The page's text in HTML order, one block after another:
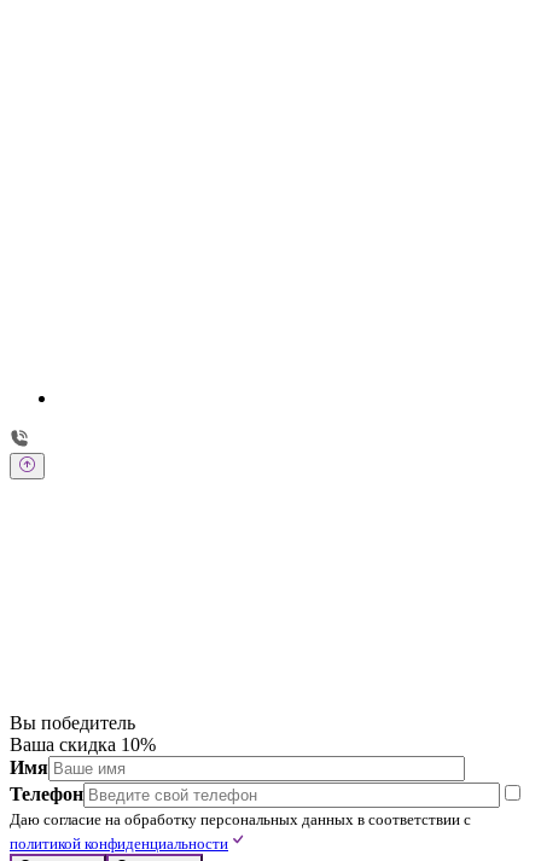
Вы победитель
Ваша скидка 10%
Имя
Телефон
Даю согласие на обработку персональных данных в соответствии с
политикой конфиденциальности